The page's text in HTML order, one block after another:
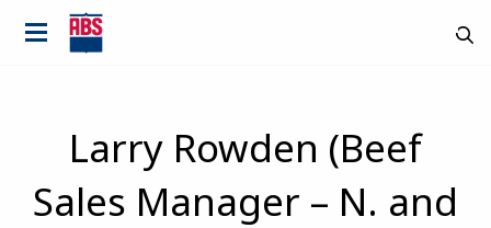
Larry Rowden (Beef
Sales Manager – N. and